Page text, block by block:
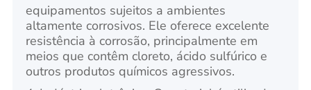
equipamentos sujeitos a ambientes
altamente corrosivos. Ele oferece excelente
resistência à corrosão, principalmente em
meios que contêm cloreto, ácido sulfúrico e
outros produtos químicos agressivos.